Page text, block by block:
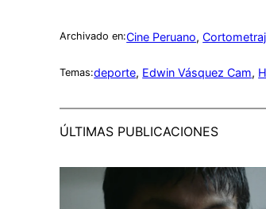
Archivado en:Cine Peruano,
Temas:deporte, Edwin Vásquez Cam,
ÚLTIMAS PUBLICACIONES